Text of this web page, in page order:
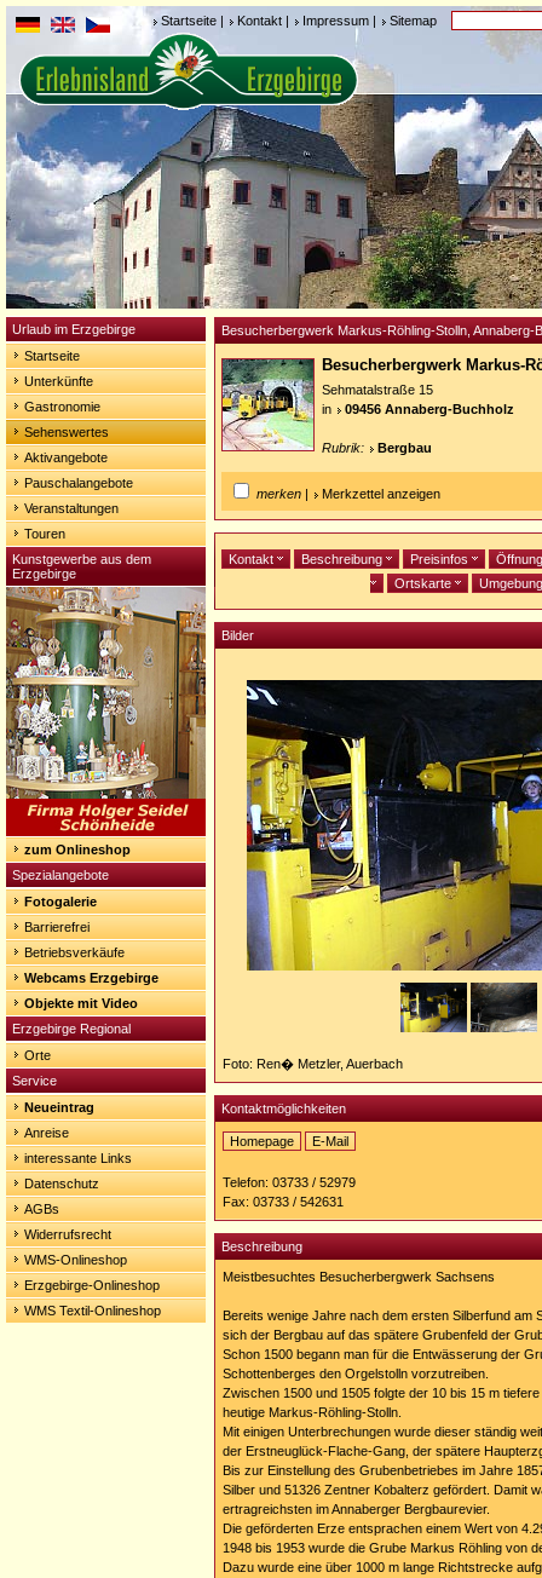
Startseite | Kontakt | Impressum | Sitemap
Urlaub im Erzgebirge
Startseite
Unterkünfte
Gastronomie
Sehenswertes
Aktivangebote
Pauschalangebote
Veranstaltungen
Touren
Kunstgewerbe aus dem
Erzgebirge
zum Onlineshop
Spezialangebote
Fotogalerie
Barrierefrei
Betriebsverkäufe
Webcams Erzgebirge
Objekte mit Video
Erzgebirge Regional
Orte
Service
Neueintrag
Anreise
interessante Links
Datenschutz
AGBs
Widerrufsrecht
WMS-Onlineshop
Erzgebirge-Onlineshop
WMS Textil-Onlineshop
Besucherbergwerk Markus-Röhling-Stolln, Annaberg-
Besucherbergwerk Markus-
Sehmatalstraße 15
in
09456 Annaberg-Buchholz
Rubrik: Bergbau
merken | Merkzettel anzeigen
Kontakt Beschreibung Preisinfos
Ortskarte
Bilder
Foto: Ren� Metzler, Auerbach
Kontaktmöglichkeiten
Homepage
http://www.roehling-
stolln.de
E-Mail
Telefon: 03733 / 52979
Fax: 03733 / 542631
Beschreibung
Meistbesuchtes Besucherbergwerk Sachsens
Bereits wenige Jahre nach dem ersten Silberfund am
sich der Bergbau auf das spätere Grubenfeld der
Schon 1500 begann man für die Entwässerung der
Schottenberges den Orgelstolln vorzutreiben.
Zwischen 1500 und 1505 folgte der 10 bis 15 m
heutige Markus-Röhling-Stolln.
Mit einigen Unterbrechungen wurde dieser ständig
der Erstneuglück-Flache-Gang, der spätere
Bis zur Einstellung des Grubenbetriebes im Jahre
Silber und 51326 Zentner Kobalterz gefördert. Damit
ertragreichsten im Annaberger Bergbaurevier.
Die geförderten Erze entsprachen einem Wert von
1948 bis 1953 wurde die Grube Markus Röhling von
Dazu wurde eine über 1000 m lange Richtstrecke